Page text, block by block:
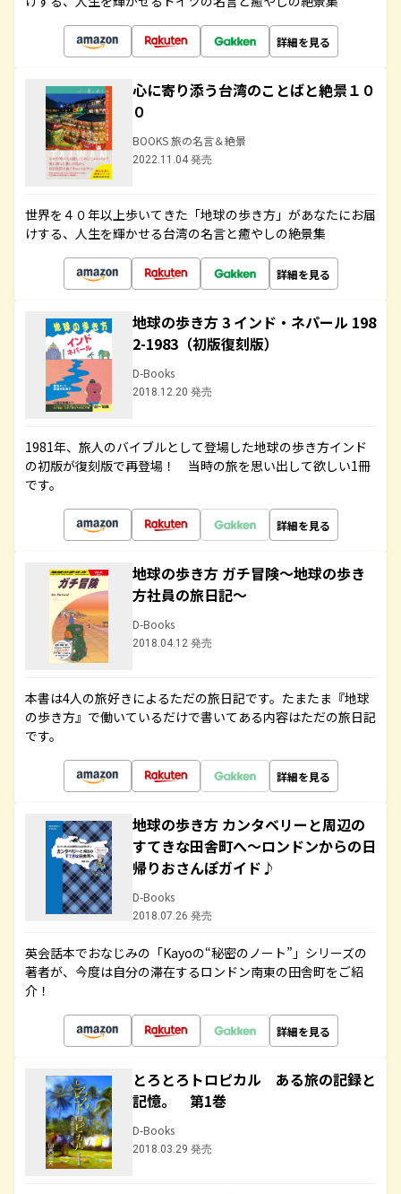
詳細を見る
心に寄り添う台湾のことばと絶景１０
０
BOOKS 旅の名言＆絶景
2022.11.04 発売
世界を４０年以上歩いてきた「地球の歩き方」があなたにお届
けする、人生を輝かせる台湾の名言と癒やしの絶景集
詳細を見る
地球の歩き方 3 インド・ネパール 198
2-1983（初版復刻版）
D-Books
2018.12.20 発売
1981年、旅人のバイブルとして登場した地球の歩き方インド
の初版が復刻版で再登場！ 当時の旅を思い出して欲しい1冊
です。
詳細を見る
地球の歩き方 ガチ冒険～地球の歩き
方社員の旅日記～
D-Books
2018.04.12 発売
本書は4人の旅好きによるただの旅日記です。たまたま『地球
の歩き方』で働いているだけで書いてある内容はただの旅日記
です。
詳細を見る
地球の歩き方 カンタベリーと周辺の
すてきな田舎町へ～ロンドンからの日
帰りおさんぽガイド♪
D-Books
2018.07.26 発売
英会話本でおなじみの「Kayoの“秘密のノート”」シリーズの
著者が、今度は自分の滞在するロンドン南東の田舎町をご紹
介！
詳細を見る
とろとろトロピカル ある旅の記録と
記憶。 第1巻
D-Books
2018.03.29 発売